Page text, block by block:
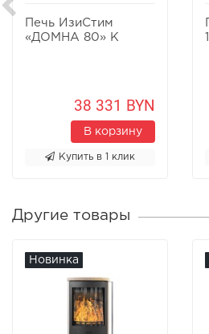
Печь ИзиСтим
«ДОМНА 80» К
38 331 BYN
В корзину
Купить в 1 клик
Другие товары
Новинка